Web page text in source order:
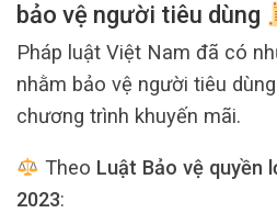
bảo vệ người tiêu dùng
Pháp luật Việt Nam đã có
nhằm bảo vệ người tiêu
chương trình khuyến mãi.
Theo Luật Bảo vệ quyền
2023: